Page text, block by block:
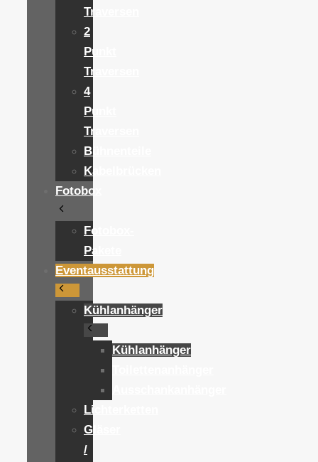
Traversen
2
Punkt
Traversen
4
Punkt
Traversen
Bühnenteile
Kabelbrücken
Fotobox
Fotobox-
Pakete
Eventausstattung
Kühlanhänger
Kühlanhänger
Lichterketten
Gläser
/